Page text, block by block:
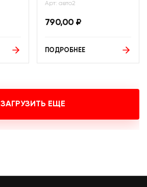
Арт: авто2
790,00 ₽
ПОДРОБНЕЕ
ЗАГРУЗИТЬ ЕЩЕ